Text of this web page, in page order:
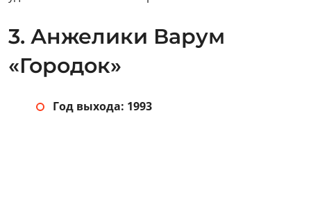
3. Анжелики Варум
«Городок»
Год выхода: 1993